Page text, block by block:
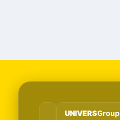
UNIVERSGroup